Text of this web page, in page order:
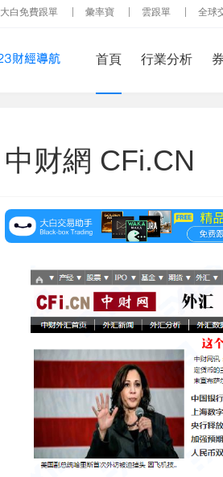
大白免費跟單 彙率寶 雲跟單 全球
首頁 行業分析
中财網 CFi.CN